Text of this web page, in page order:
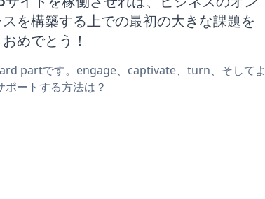
を構築する上での最初の大きな課題を
めでとう！
partです。engage、captivate、turn、そしてよ
ポートする方法は？